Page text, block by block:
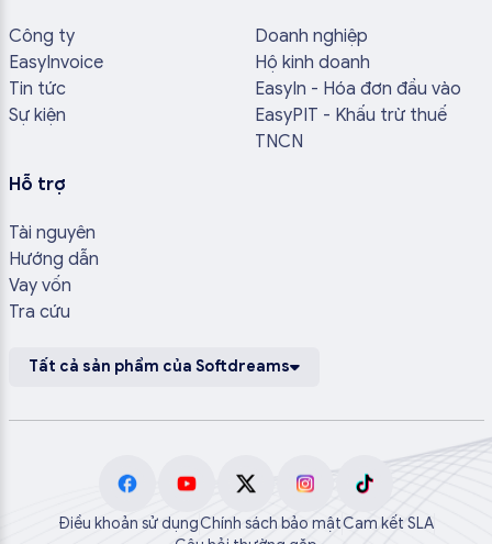
Công ty
EasyInvoice
Tin tức
Sự kiện
Doanh nghiệp
Hộ kinh doanh
EasyIn - Hóa đơn đầu vào
EasyPIT - Khấu trừ thuế
TNCN
Hỗ trợ
Tài nguyên
Hướng dẫn
Vay vốn
Tra cứu
Tất cả sản phẩm của Softdreams
Điều khoản sử dụngChính sách bảo mậtCam kết SLA